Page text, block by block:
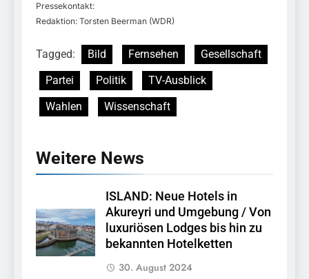
Pressekontakt:
Redaktion: Torsten Beerman (WDR)
Tagged: Bild Fernsehen
Gesellschaft
Partei
Politik
TV-Ausblick
Wahlen
Wissenschaft
Weitere News
ISLAND: Neue Hotels in
Akureyri und Umgebung / Von
luxuriösen Lodges bis hin zu
bekannten Hotelketten
30. August 2024